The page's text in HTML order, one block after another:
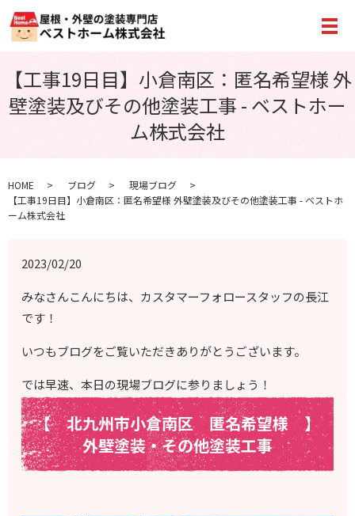
メ
【工事19日目】小倉南区：匿名希望様 外
壁塗装及びその他塗装工事 - ベストホー
ム株式会社
HOME ブログ
現場ブログ
【工事19日目】小倉南区：匿名希望様 外壁塗装及びその他塗装工事 - ベストホ
ーム株式会社
2023/02/20
みなさんこんにちは、カスタマーフォロースタッフの長江
です！
いつもブログをご覧いただきありがとうございます。
では早速、本日の現場ブログに参りましょう！
【 北九州市小倉南区 匿名希望様】
外壁塗装・その他塗装工事